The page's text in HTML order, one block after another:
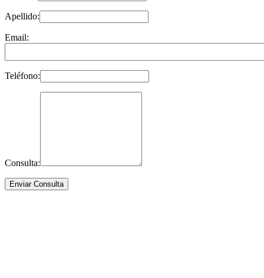
Apellido:
Email:
Teléfono:
Consulta: